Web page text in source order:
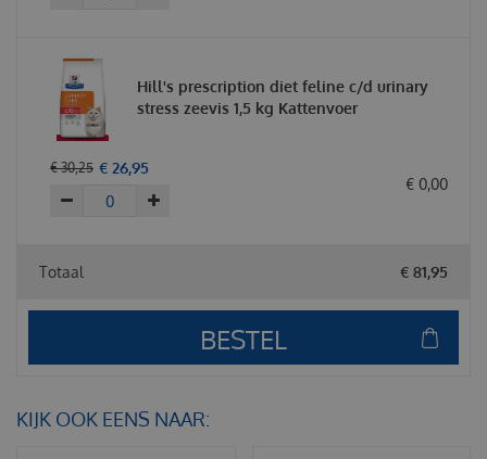
Hill's prescription diet feline c/d urinary
stress zeevis 1,5 kg Kattenvoer
€ 30,25 € 26,95
€ 0,00
Totaal € 81,95
KIJK OOK EENS NAAR: